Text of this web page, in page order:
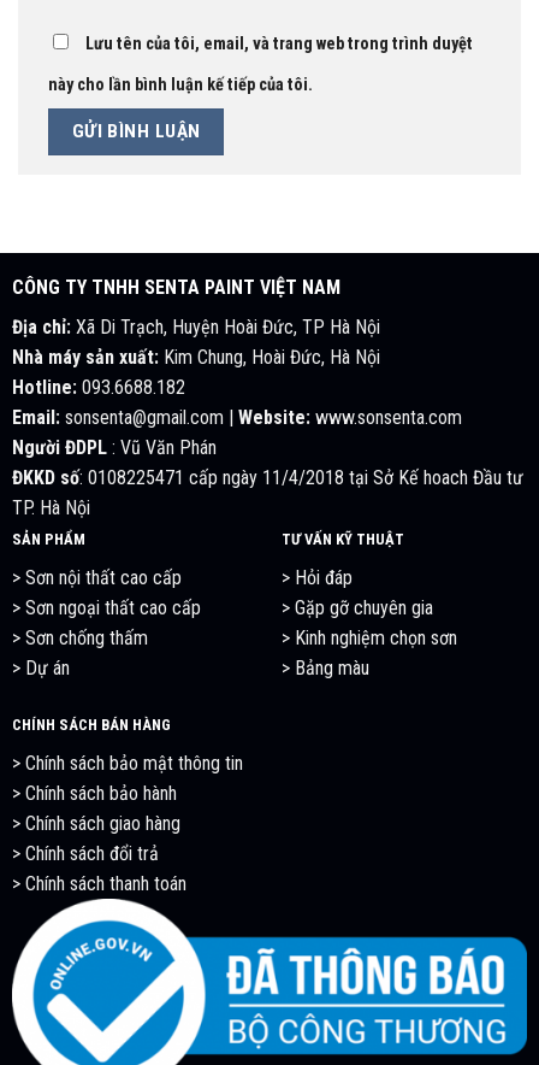
Lưu tên của tôi, email, và trang web trong trình duyệt
này cho lần bình luận kế tiếp của tôi.
CÔNG TY TNHH SENTA PAINT VIỆT NAM
Địa chỉ: Xã Di Trạch, Huyện Hoài Đức, TP Hà Nội
Nhà máy sản xuất: Kim Chung, Hoài Đức, Hà Nội
Hotline: 093.6688.182
Email: sonsenta@gmail.com | Website: www.sonsenta.com
Người ĐDPL : Vũ Văn Phán
ĐKKD số: 0108225471 cấp ngày 11/4/2018 tại Sở Kế hoach Đầu tư
TP. Hà Nội
SẢN PHẨM
> Sơn nội thất cao cấp
> Sơn ngoại thất cao cấp
> Sơn chống thấm
> Dự án
TƯ VẤN KỸ THUẬT
> Hỏi đáp
> Gặp gỡ chuyên gia
> Kinh nghiệm chọn sơn
> Bảng màu
CHÍNH SÁCH BÁN HÀNG
> Chính sách bảo mật thông tin
> Chính sách bảo hành
> Chính sách giao hàng
> Chính sách đổi trả
> Chính sách thanh toán